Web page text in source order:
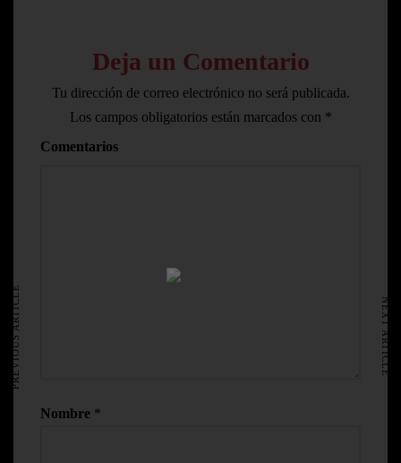
AVISO LEGAL
Deja un Comentario
Tu dirección de correo electrónico no será publicada.
Los campos obligatorios están marcados con *
Comentarios
Nombre *
PREVIOUS ARTICLE NEXT ARTICLE